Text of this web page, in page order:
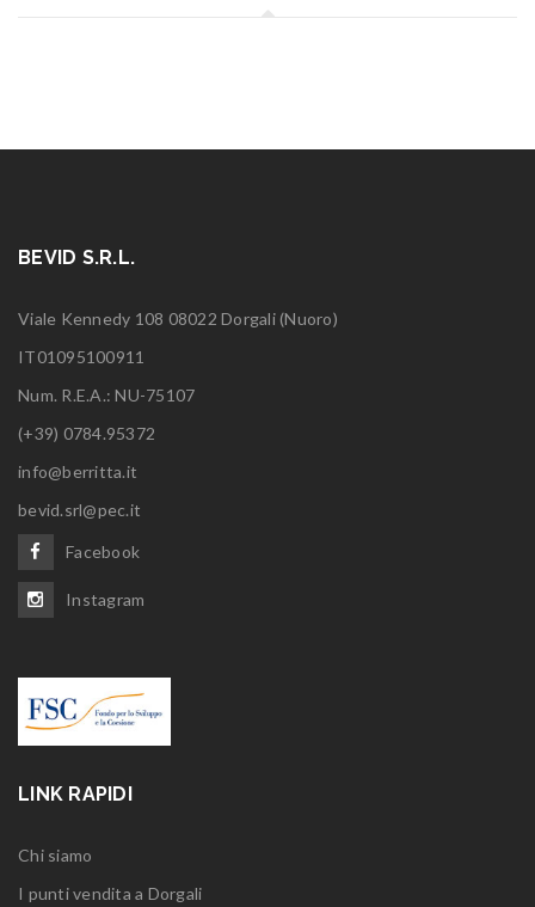
BEVID S.R.L.
Viale Kennedy 108 08022 Dorgali (Nuoro)
IT01095100911
Num. R.E.A.: NU-75107
(+39) 0784.95372
info@berritta.it
bevid.srl@pec.it
Facebook
Instagram
LINK RAPIDI
Chi siamo
I punti vendita a Dorgali